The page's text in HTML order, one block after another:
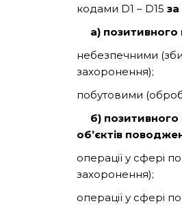
кодами D1 – D15
а) позитивного
небезпечними
захоронення);
побутовими
б) позитивного
об’єктів
операції у сфері
захоронення);
операції у сфері